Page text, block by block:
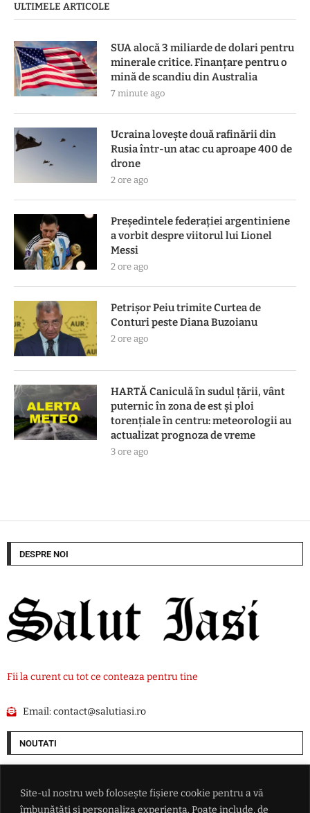
Site-ul nostru web folosește fișiere cookie pentru a vă
îmbunătăți și personaliza experiența. Poate include, de
ULTIMELE ARTICOLE
SUA alocă 3 miliarde de dolari pentru
minerale critice. Finanțare pentru o
mină de scandiu din Australia
7 minute ago
Ucraina lovește două rafinării din
Rusia într-un atac cu aproape 400 de
drone
2 ore ago
Președintele federației argentiniene
a vorbit despre viitorul lui Lionel
Messi
2 ore ago
Petrișor Peiu trimite Curtea de
Conturi peste Diana Buzoianu
2 ore ago
HARTĂ Caniculă în sudul țării, vânt
puternic în zona de est și ploi
torențiale în centru: meteorologii au
actualizat prognoza de vreme
3 ore ago
DESPRE NOI
Fii la curent cu tot ce conteaza pentru tine
Email:contact@salutiasi.ro
NOUTATI
pentru o mină de scandiu din Australia